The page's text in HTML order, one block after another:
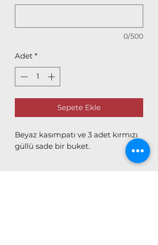
0/500
Adet *
Sepete Ekle
Beyaz kasımpatı ve 3 adet kırmızı
güllü sade bir buket.